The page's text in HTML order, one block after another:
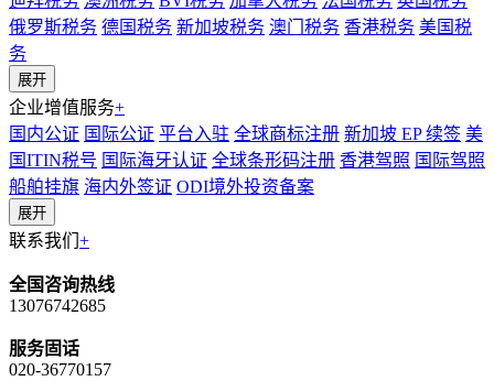
俄罗斯税务 德国税务 新加坡税务 澳门税务 香港税务 美国税
务
展开
企业增值服务+
国内公证 国际公证 平台入驻 全球商标注册 新加坡 EP 续签 美
国ITIN税号 国际海牙认证 全球条形码注册 香港驾照 国际驾照
船舶挂旗 海内外签证 ODI境外投资备案
展开
联系我们 +
全国咨询热线
13076742685
服务固话
020-36770157